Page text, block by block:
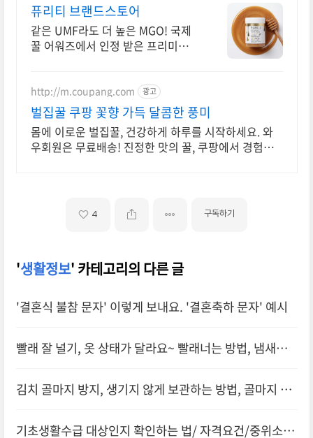
퓨리티 브랜드스토어
같은 UMF라도 더 높은 MGO! 국제
꿀 어워즈에서 인정 받은 프리미엄
http://m.coupang.com 광고
벌집꿀 쿠팡 꽃향 가득 달콤한 풍미
몸에 이로운 벌집꿀, 건강하게 하루를 시작하세요. 와
우회원은 무료배송! 진정한 맛의 꿀, 쿠팡에서 경험하
4 구독하기
'생활정보' 카테고리의 다른 글
'결혼식 불참 문자' 이렇게 보내요. '결혼축하 문자' 예시
빨래 잘 널기, 옷 상태가 달라요~ 빨래너는 방법, 냄새없
김치 골마지 방지, 생기지 않게 보관하는 방법, 골마지 핀
기초생활수급 대상인지 확인하는 법/ 자격요건/중위소득